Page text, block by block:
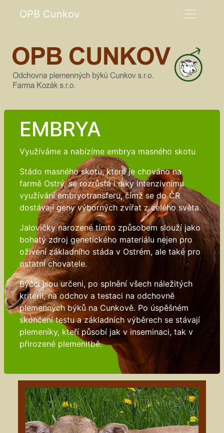
OPB Cunkov
EMBRYA
Využíváme a nabízíme embrya masného skotu
Stádo masného skotu, které je chováno na
farmě Ostrý, se rozrůstá i díky intenzivnímu
využívání embryotransferu, čímž se do ČR
dostávají geny výborných zvířat z celého světa.
Jalovičky narozené tímto způsobem slouží jako
bohatý zdroj genetického materiálu nejen pro
oživení základního stáda v Ostrém, ale také pro
ostatní chovatele.
Býčci jsou určeni, po splnění všech náležitých
kritérií, na odchov a testaci na odchovně
plemenných býků na Cunkově. Po úspěšném
skončení testu a základních výběrech se stávají
plemeníky, kteří působí jak v inseminaci, tak v
přirozené plemenitbě.